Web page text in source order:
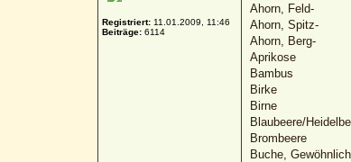
Registriert:11.01.2009, 11:46
Beiträge:6114
Ahorn, Feld-
Ahorn, Spitz-
Ahorn, Berg-
Aprikose
Bambus
Birke
Birne
Blaubeere/
Brombeere
Buche,